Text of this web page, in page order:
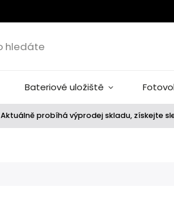
Bateriové uložiště
Aktuálně probíhá výprodej skladu, získejte